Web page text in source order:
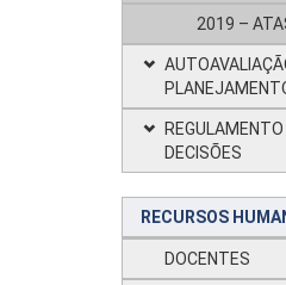
2019 –
DECISÕES
RECURSOS
DOCENTES